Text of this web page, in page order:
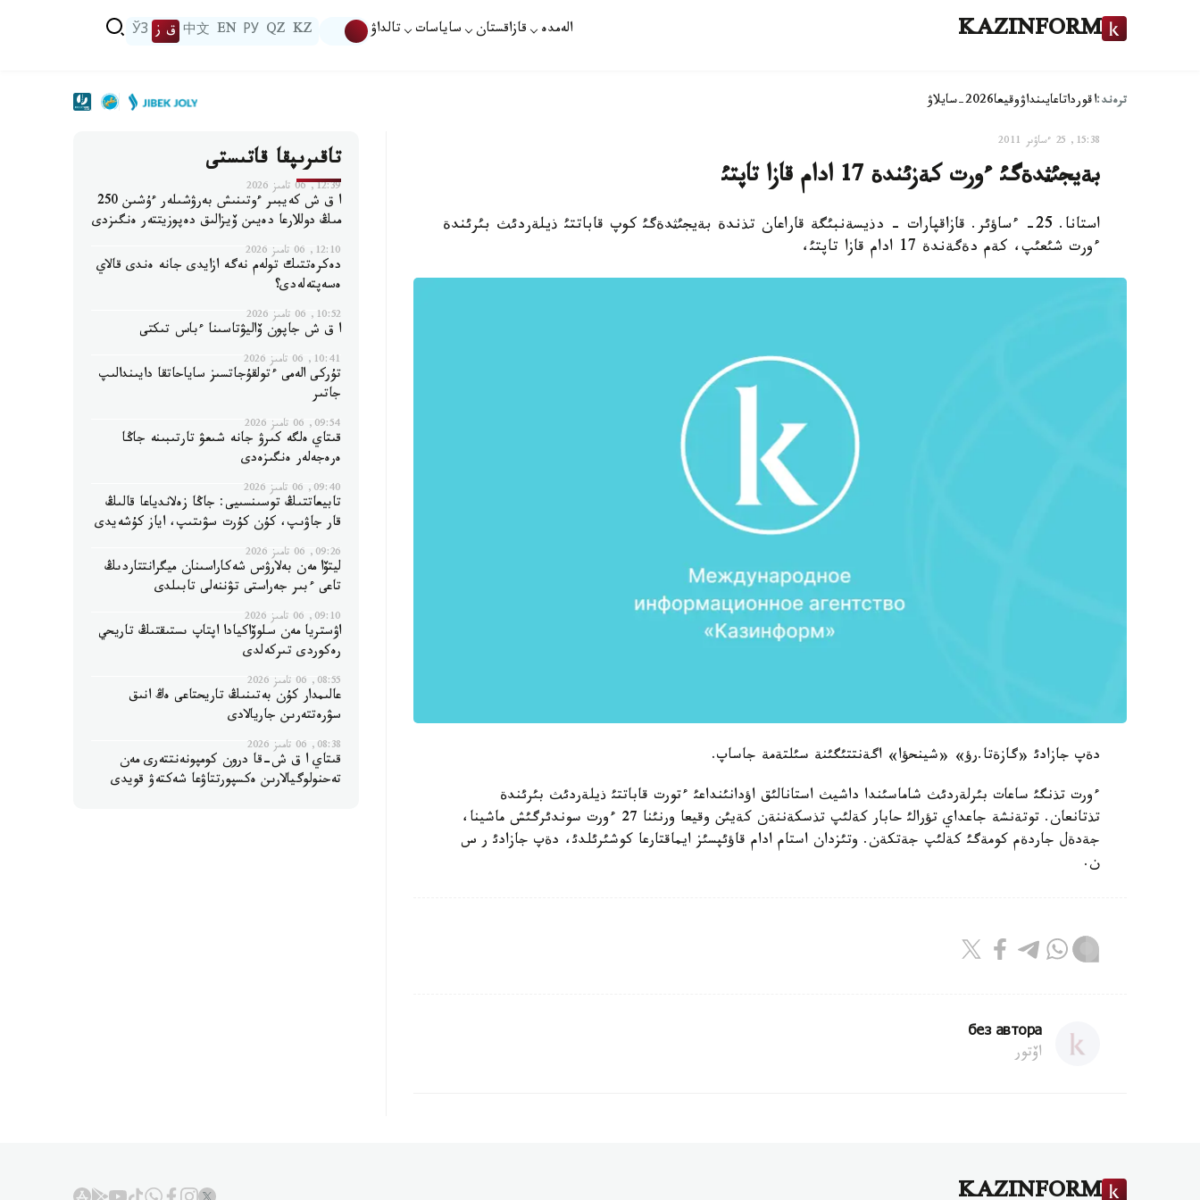
KAZINFORM الەمدە قازاقستان ساياسات تالداۋ KZ
QZ
РУ
EN
中文 ق ز ЎЗ
ترەند:اقورداتاعايىنداۋوقيعا2026-سايلاۋ
15:38, 25 ءساۋىر 2011
بةيجئثدةگئ ءورت كةزئندة 17 ادام قازا تاپتئ
استانا. 25- ءساؤئر. قازاقپارات - دذيسةنبئگة قاراعان تذندة بةيجئثدةگئ كوپ قاباتتئ ذيلةردئث بئرئندة
ءورت شئعئپ، كةم دةگةندة 17 ادام قازا تاپتئ،
دةپ جازادئ «گازةتا.رؤ» «شينحؤا» اگةنتتئگئنة سئلتةمة جاساپ.
ءورت تذنگئ ساعات بئرلةردئث شاماسئندا داشيث استانالئق اؤدانئنداعئ ءتورت قاباتتئ ذيلةردئث بئرئندة
تذتانعان. توتةنشة جاعداي تؤرالئ حابار كةلئپ تذسكةننةن كةيئن وقيعا ورنئنا 27 ءورت سوندئرگئش ماشينا،
جةدةل جاردةم كومةگئ كةلئپ جةتكةن. وتئزدان استام ادام قاؤئپسئز ايماقتارعا كوشئرئلدئ، دةپ جازادئ ر س
ن.
без автора
اۆتور
تاقىرىپقا قاتىستى
12:39, 06 تامىز 2026
ا ق ش كەيبىر ءوتىنىش بەرۋشىلەر ءۇشىن 250
مىڭ دوللارعا دەيىن ۆيزالىق دەپوزيتتەر ەنگىزدى
12:10, 06 تامىز 2026
دەكرەتتىك تولەم نەگە ازايدى جانە ەندى قالاي
ەسەپتەلەدى؟
10:52, 06 تامىز 2026
ا ق ش جاپون ۆاليۋتاسىنا ءباس تىكتى
10:41, 06 تامىز 2026
تۇركى الەمى ءتولقۇجاتسىز ساياحاتقا دايىندالىپ
جاتىر
09:54, 06 تامىز 2026
قىتاي ەلگە كىرۋ جانە شىعۋ تارتىبىنە جاڭا
ەرەجەلەر ەنگىزەدى
09:40, 06 تامىز 2026
تابيعاتتىڭ توسىنسىيى: جاڭا زەلاندياعا قالىڭ
قار جاۋىپ، كۇن كۇرت سۋىتىپ، اياز كۇشەيدى
09:26, 06 تامىز 2026
ليتۆا مەن بەلارۋس شەكاراسىنان ميگرانتتاردىڭ
تاعى ءبىر جەراستى تۋننەلى تابىلدى
09:10, 06 تامىز 2026
اۋستريا مەن سلوۆاكيادا اپتاپ ىستىقتىڭ تاريحي
رەكوردى تىركەلدى
08:55, 06 تامىز 2026
عالىمدار كۇن بەتىنىڭ تاريحتاعى ەڭ انىق
سۋرەتتەرىن جاريالادى
08:38, 06 تامىز 2026
قىتاي ا ق ش-قا درون كومپونەنتتەرى مەن
تەحنولوگيالارىن ەكسپورتتاۋعا شەكتەۋ قويدى